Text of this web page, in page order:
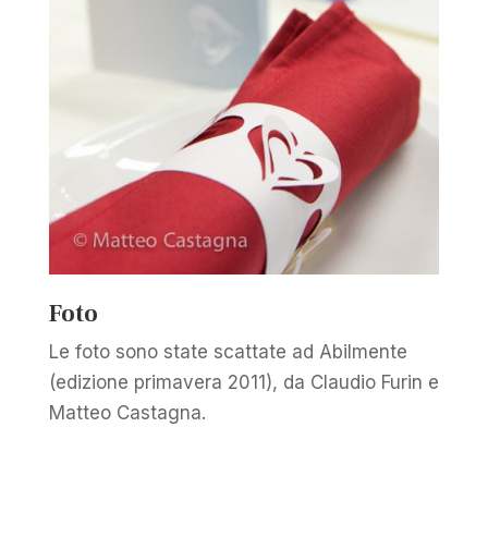
Foto
Le foto sono state scattate ad Abilmente
(edizione primavera 2011), da Claudio Furin e
Matteo Castagna.